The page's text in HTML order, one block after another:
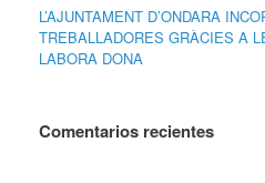
L’AJUNTAMENT D’ONDARA
TREBALLADORES GRÀCIES A
LABORA DONA
Comentarios recientes